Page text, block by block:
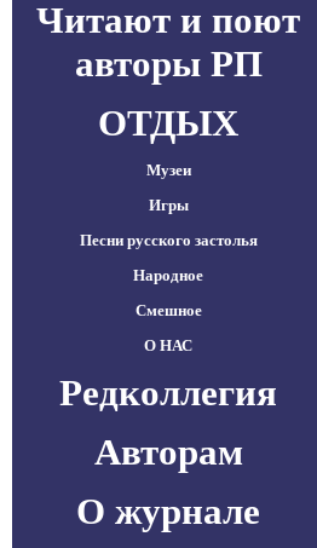
Читают и поют
авторы РП
ОТДЫХ
Музеи
Игры
Песни русского застолья
Народное
Смешное
О НАС
Редколлегия
Авторам
О журнале